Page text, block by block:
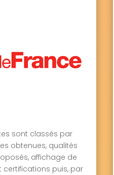
sont classés par
obtenues, qualités
affichage de
certifications puis, par